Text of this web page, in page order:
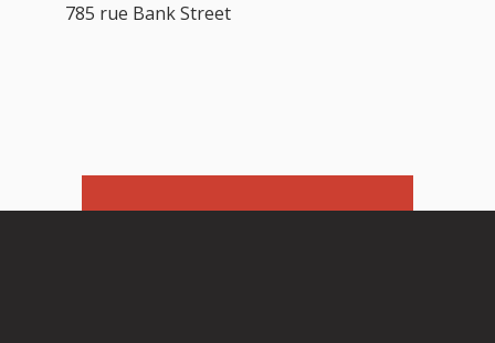
785 rue Bank Street